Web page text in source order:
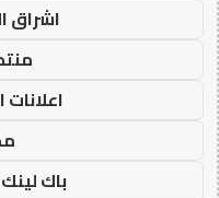
اشراق
اعلانات
باك